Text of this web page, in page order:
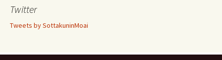
フ
ー
フ
ー ー ー
Twitter
Tweets by SottakuninMoai